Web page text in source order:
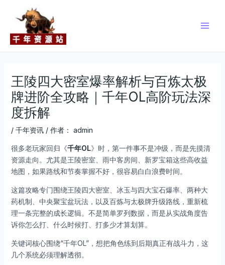
王陵四大密室爆率解析与百炼太极
牌进阶全攻略｜千年OL高阶玩法深
度拆解
/ 千年资讯/ 作者： admin
很多老玩家回归《千年OL》时，第一件事不是冲级，而是先摸清
资源走向。尤其是王陵密室、雨中客房间、新罗宝箱这些高收益
地图，如果路线和节奏掌握不好，很容易白白浪费时间。
这篇攻略专门围绕王陵四大密室、冰玉与四大宝石爆率、两种大
药机制、中央聚宝盆玩法，以及百炼与太极牌升级路线，重新梳
理一条完整的成长逻辑。不是简单罗列数据，而是从实战角度告
诉你怎么打、什么时候打、打多少才算划算。
关键词核心围绕“千年OL”，想把角色练到后期真正有战斗力，这
几个系统必须理解透彻。
navigation